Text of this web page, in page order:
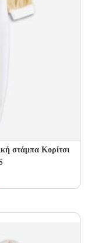
στάμπα Κορίτσι